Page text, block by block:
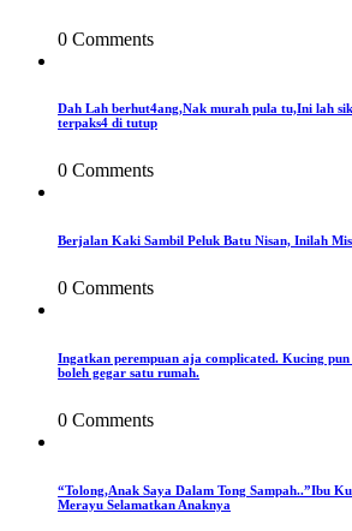
0 Comments
Dah Lah berhut4ang,Nak murah pula tu,Ini lah
terpaks4 di tutup
0 Comments
Berjalan Kaki Sambil Peluk Batu Nisan, Inilah
0 Comments
Ingatkan perempuan aja complicated. Kucing
boleh gegar satu rumah.
0 Comments
“Tolong,Anak Saya Dalam Tong Sampah..”Ibu
Merayu Selamatkan Anaknya